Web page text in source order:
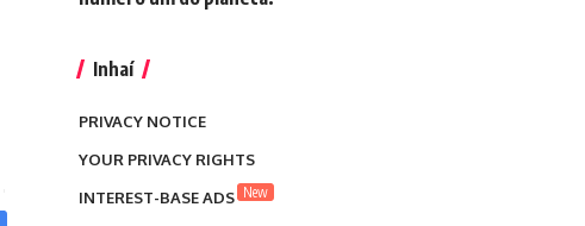
Inhaí
PRIVACY NOTICE
YOUR PRIVACY RIGHTS
INTEREST-BASE ADS New